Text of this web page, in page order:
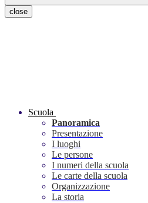
close
Scuola
Panoramica
Presentazione
I luoghi
Le persone
I numeri della scuola
Le carte della scuola
Organizzazione
La storia